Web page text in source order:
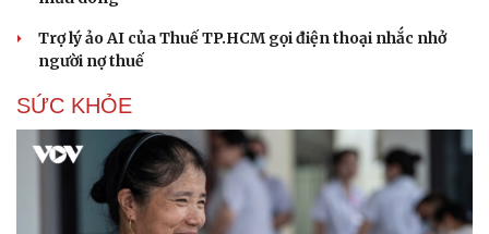
Trợ lý ảo AI của Thuế TP.HCM gọi điện thoại nhắc nhở
người nợ thuế
SỨC KHỎE